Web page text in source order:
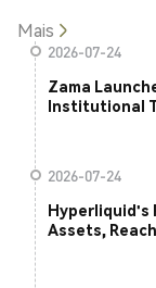
Mais
2026-07-24
Zama
Institutional
2026-07-24
Hyperliquid's
Assets,